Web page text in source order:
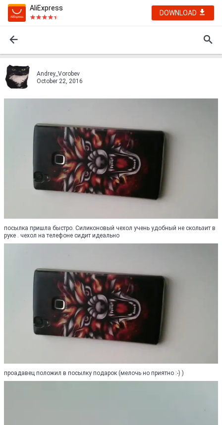
AliExpress
DOWNLOAD
Andrey_Vorobev
October 22, 2016
посылка пришла быстро. Силиконовый чехол учень удобный не скользит в
руке . чехол на телефоне сидит идеально
проадавец положил в посылку подарок (мелочь но приятно :-) )